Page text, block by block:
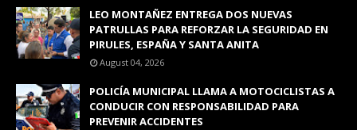
LEO MONTAÑEZ ENTREGA DOS NUEVAS
PATRULLAS PARA REFORZAR LA SEGURIDAD EN
PIRULES, ESPAÑA Y SANTA ANITA
August 04, 2026
POLICÍA MUNICIPAL LLAMA A MOTOCICLISTAS A
CONDUCIR CON RESPONSABILIDAD PARA
PREVENIR ACCIDENTES